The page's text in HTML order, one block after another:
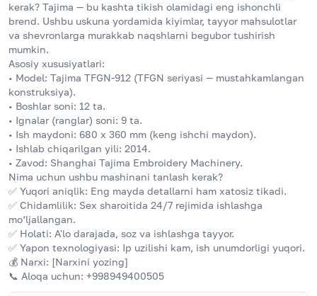
kerak? Tajima — bu kashta tikish olamidagi eng ishonchli
brend. Ushbu uskuna yordamida kiyimlar, tayyor mahsulotlar
va shevronlarga murakkab naqshlarni begubor tushirish
mumkin.
Asosiy xususiyatlari:
• Model: Tajima TFGN-912 (TFGN seriyasi — mustahkamlangan
konstruksiya).
• Boshlar soni: 12 ta.
• Ignalar (ranglar) soni: 9 ta.
• Ish maydoni: 680 x 360 mm (keng ishchi maydon).
• Ishlab chiqarilgan yili: 2014.
• Zavod: Shanghai Tajima Embroidery Machinery.
Nima uchun ushbu mashinani tanlash kerak?
✅ Yuqori aniqlik: Eng mayda detallarni ham xatosiz tikadi.
✅ Chidamlilik: Sex sharoitida 24/7 rejimida ishlashga
mo‘ljallangan.
✅ Holati: A'lo darajada, soz va ishlashga tayyor.
✅ Yapon texnologiyasi: Ip uzilishi kam, ish unumdorligi yuqori.
💰 Narxi: [Narxini yozing]
📞 Aloqa uchun: +998949400505